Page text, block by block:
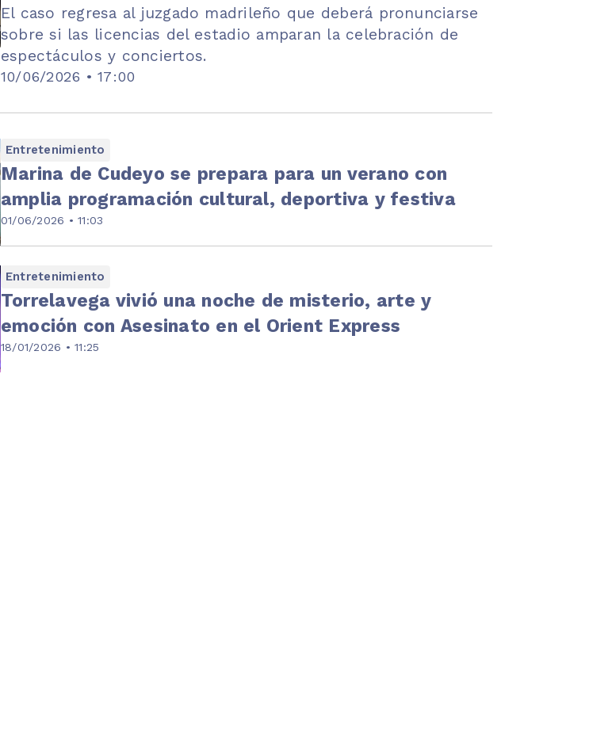
10/06/2026 • 17:00
El caso regresa al juzgado madrileño que deberá pronunciarse
sobre si las licencias del estadio amparan la celebración de
espectáculos y conciertos.
Entretenimiento
01/06/2026 • 11:03
Marina de Cudeyo se prepara para un verano con
amplia programación cultural, deportiva y festiva
Entretenimiento
18/01/2026 • 11:25
Torrelavega vivió una noche de misterio, arte y
emoción con Asesinato en el Orient Express